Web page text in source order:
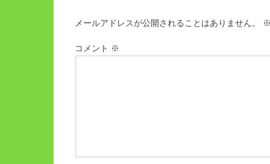
メールアドレスが公開されることはありません。
コメント ※